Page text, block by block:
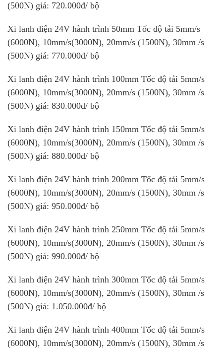
(500N) giá: 720.000đ/ bộ
Xi lanh điện 24V hành trình 50mm Tốc độ tải 5mm/s
(6000N), 10mm/s(3000N), 20mm/s (1500N), 30mm /s
(500N) giá: 770.000đ/ bộ
Xi lanh điện 24V hành trình 100mm Tốc độ tải 5mm/s
(6000N), 10mm/s(3000N), 20mm/s (1500N), 30mm /s
(500N) giá: 830.000đ/ bộ
Xi lanh điện 24V hành trình 150mm Tốc độ tải 5mm/s
(6000N), 10mm/s(3000N), 20mm/s (1500N), 30mm /s
(500N) giá: 880.000đ/ bộ
Xi lanh điện 24V hành trình 200mm Tốc độ tải 5mm/s
(6000N), 10mm/s(3000N), 20mm/s (1500N), 30mm /s
(500N) giá: 950.000đ/ bộ
Xi lanh điện 24V hành trình 250mm Tốc độ tải 5mm/s
(6000N), 10mm/s(3000N), 20mm/s (1500N), 30mm /s
(500N) giá: 990.000đ/ bộ
Xi lanh điện 24V hành trình 300mm Tốc độ tải 5mm/s
(6000N), 10mm/s(3000N), 20mm/s (1500N), 30mm /s
(500N) giá: 1.050.000đ/ bộ
Xi lanh điện 24V hành trình 400mm Tốc độ tải 5mm/s
(6000N), 10mm/s(3000N), 20mm/s (1500N), 30mm /s